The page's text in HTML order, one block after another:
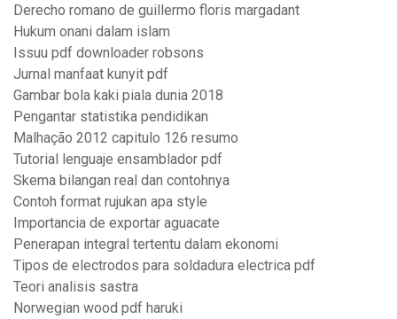
Derecho romano de guillermo floris margadant
Hukum onani dalam islam
Issuu pdf downloader robsons
Jurnal manfaat kunyit pdf
Gambar bola kaki piala dunia 2018
Pengantar statistika pendidikan
Malhação 2012 capitulo 126 resumo
Tutorial lenguaje ensamblador pdf
Skema bilangan real dan contohnya
Contoh format rujukan apa style
Importancia de exportar aguacate
Penerapan integral tertentu dalam ekonomi
Tipos de electrodos para soldadura electrica pdf
Teori analisis sastra
Norwegian wood pdf haruki